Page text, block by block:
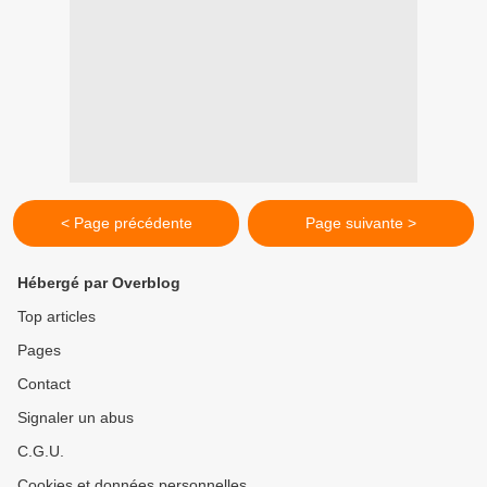
< Page précédente Page suivante >
Hébergé par Overblog
Top articles
Pages
Contact
Signaler un abus
C.G.U.